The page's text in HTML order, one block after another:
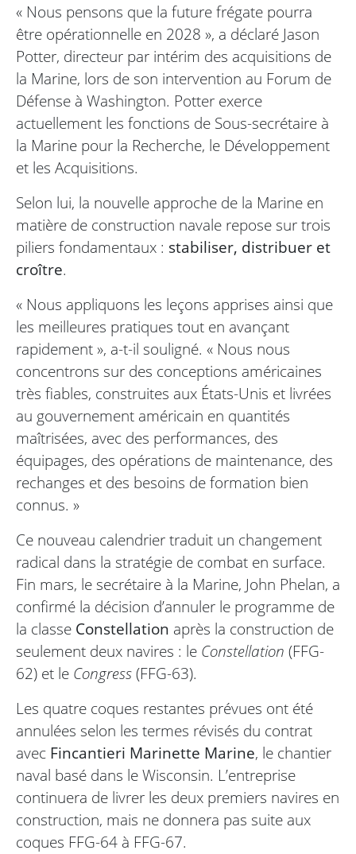
« Nous pensons que la future frégate pourra
être opérationnelle en 2028 », a déclaré Jason
Potter, directeur par intérim des acquisitions de
la Marine, lors de son intervention au Forum de
Défense à Washington. Potter exerce
actuellement les fonctions de Sous-secrétaire à
la Marine pour la Recherche, le Développement
et les Acquisitions.
Selon lui, la nouvelle approche de la Marine en
matière de construction navale repose sur trois
piliers fondamentaux : stabiliser, distribuer et
croître.
« Nous appliquons les leçons apprises ainsi que
les meilleures pratiques tout en avançant
rapidement », a-t-il souligné. « Nous nous
concentrons sur des conceptions américaines
très fiables, construites aux États-Unis et livrées
au gouvernement américain en quantités
maîtrisées, avec des performances, des
équipages, des opérations de maintenance, des
rechanges et des besoins de formation bien
connus. »
Ce nouveau calendrier traduit un changement
radical dans la stratégie de combat en surface.
Fin mars, le secrétaire à la Marine, John Phelan, a
confirmé la décision d’annuler le programme de
la classe Constellation après la construction de
seulement deux navires : le Constellation (FFG-
62) et le Congress(FFG-63).
Les quatre coques restantes prévues ont été
annulées selon les termes révisés du contrat
avec Fincantieri Marinette Marine, le chantier
naval basé dans le Wisconsin. L’entreprise
continuera de livrer les deux premiers navires en
construction, mais ne donnera pas suite aux
coques FFG-64 à FFG-67.